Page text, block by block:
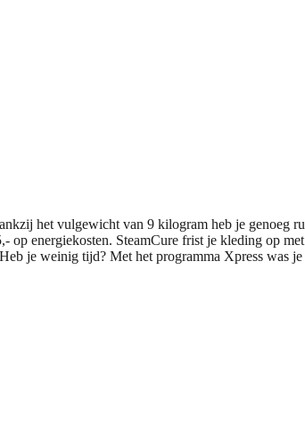
het vulgewicht van 9 kilogram heb je genoeg
op energiekosten. SteamCure frist je kleding op
je weinig tijd? Met het programma Xpress was